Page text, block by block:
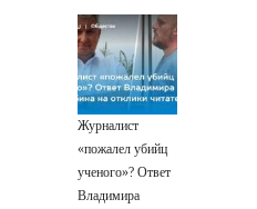
подтвердила
Бондарчука и
Дружковка стала
могильником для
«птах Мадьяра»
Журналист
«пожалел убийц
ученого»? Ответ
Владимира